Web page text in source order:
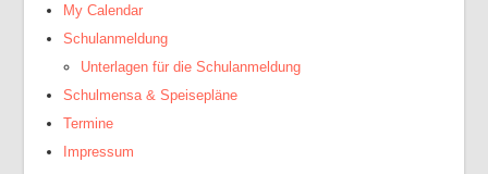
My Calendar
Schulanmeldung
Unterlagen für die Schulanmeldung
Schulmensa & Speisepläne
Termine
Impressum